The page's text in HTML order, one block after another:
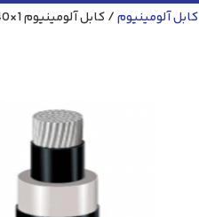
کابل آلومینیوم/ کابل آلومینیوم 1×240 بدون زره 20 کیلو ولت سیمکو NA2XSY